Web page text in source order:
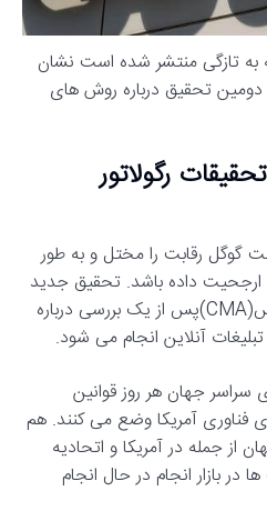
به تازگی منتشر شده است نشان
دومین تحقیق درباره روش های
رگولاتور
گوگل رقابت را مختل و به طور
داده باشد. تحقیق جدید
سازمان رقابت و بازارهای انگلیس(CMA)پس از یک بررسی درباره
آنلاین انجام می شود.
جهان هر روز قوانین
فناوری آمریکا وضع می کنند. هم
از جمله در آمریکا و اتحادیه
در بازار انجام در حال انجام